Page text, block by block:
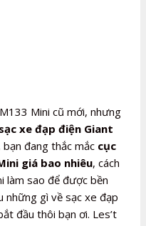
Mini cũ mới, nhưng
xe đạp điện Giant
đang thắc mắc cục
giá bao nhiêu, cách
làm sao để được bền
những gì về sạc xe đạp
đầu thôi bạn ơi. Les’t